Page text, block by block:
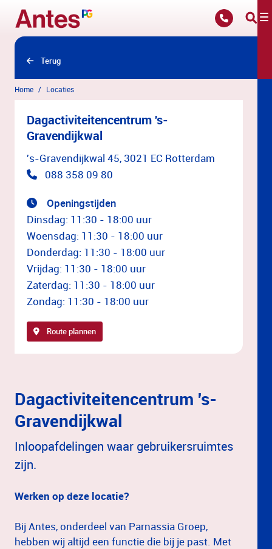
Overslaan en naar hoofdinhoud gaan
Terug
Home Locaties
Dagactiviteitencentrum 's-
Gravendijkwal
's-Gravendijkwal 45, 3021 EC Rotterdam
088 358 09 80
Openingstijden
Dinsdag: 11:30 - 18:00 uur
Woensdag: 11:30 - 18:00 uur
Donderdag: 11:30 - 18:00 uur
Vrijdag: 11:30 - 18:00 uur
Zaterdag: 11:30 - 18:00 uur
Zondag: 11:30 - 18:00 uur
Route plannen
Dagactiviteitencentrum 's-
Gravendijkwal
Inloopafdelingen waar gebruikersruimtes
zijn.
Werken op deze locatie?
Bij Antes, onderdeel van Parnassia Groep,
hebben wij altijd een functie die bij je past. Met